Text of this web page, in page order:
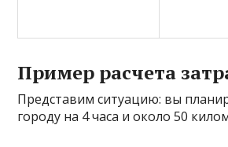
Пример расчета
Представим ситуацию: вы
городу на 4 часа и около 50